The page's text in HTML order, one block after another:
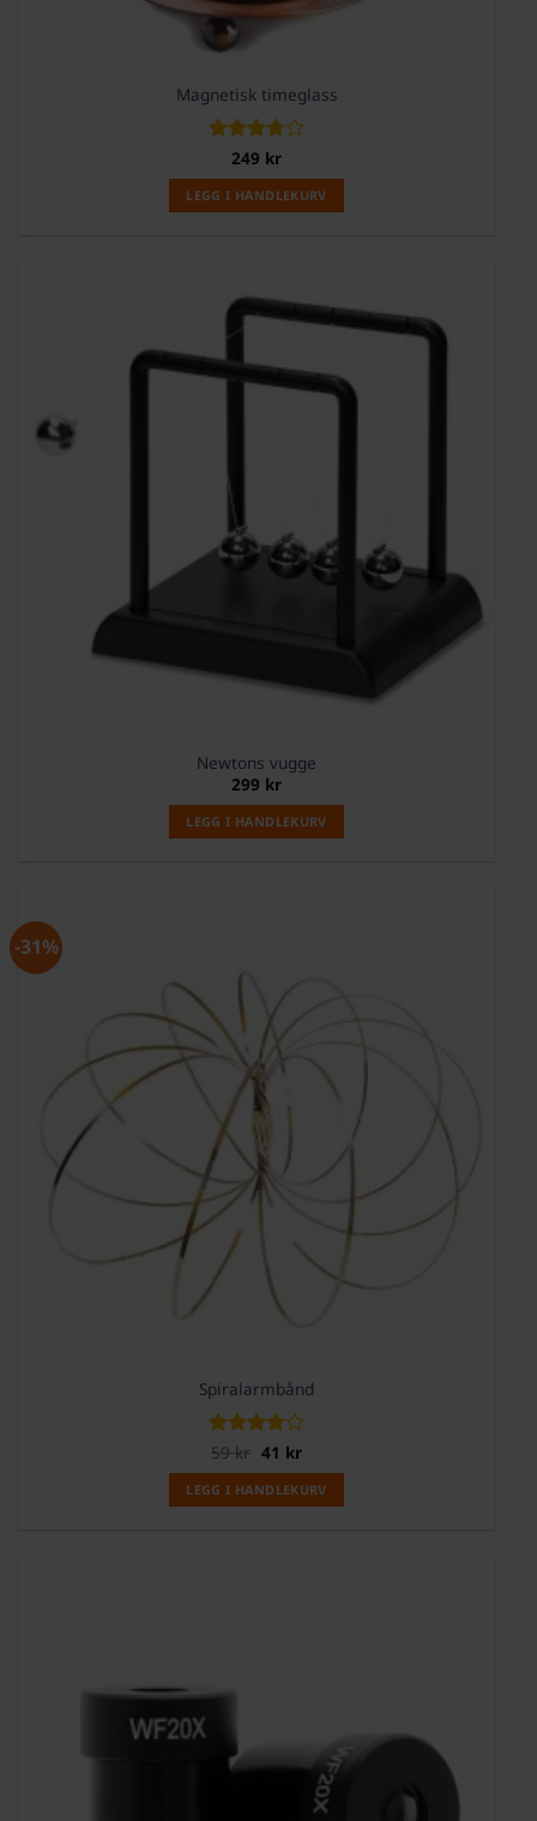
Magnetisk timeglass
Vurdert
3.75av
5
249 kr
LEGG I HANDLEKURV
Newtons vugge
299 kr
LEGG I HANDLEKURV
-31%
Spiralarmbånd
Vurdert4
av 5
59kr Opprinnelig
var:
59 kr.
41 krNåværende
er:
41 kr.
LEGG I HANDLEKURV